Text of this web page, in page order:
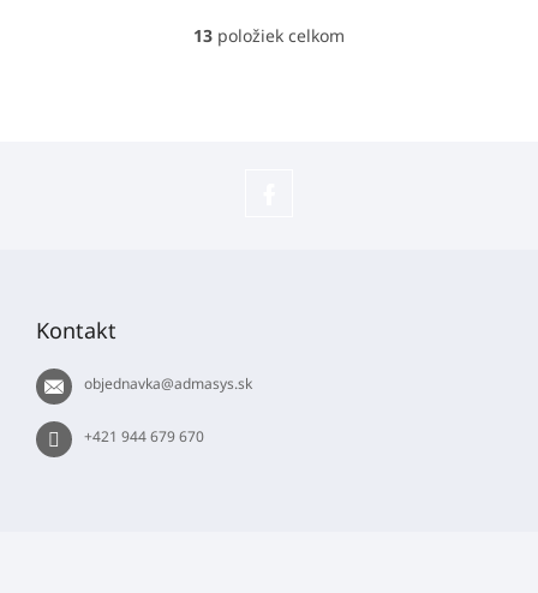
O
13 položiek celkom
Kontakt
objednavka@admasys.sk
+421 944 679 670